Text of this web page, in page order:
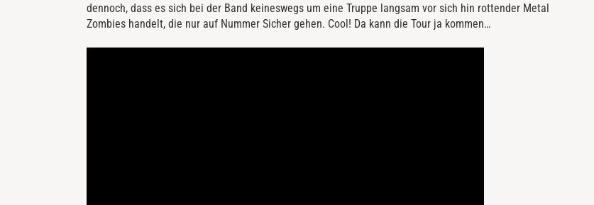
dennoch, dass es sich bei der Band keineswegs um eine Truppe langsam vor sich hin rottender Metal
Zombies handelt, die nur auf Nummer Sicher gehen. Cool! Da kann die Tour ja kommen…